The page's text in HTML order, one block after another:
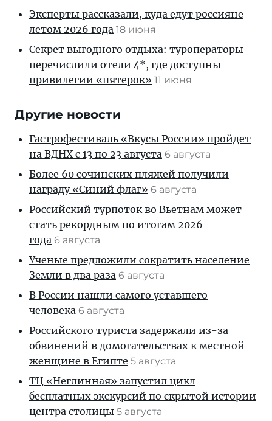
Эксперты рассказали, куда едут россияне
летом 2026 года 18 июня
Секрет выгодного отдыха: туроператоры
перечислили отели 4*, где доступны
привилегии «пятерок» 11 июня
Другие новости
Гастрофестиваль «Вкусы России» пройдет
на ВДНХ с 13 по 23 августа 6 августа
Более 60 сочинских пляжей получили
награду «Синий флаг» 6 августа
Российский турпоток во Вьетнам может
стать рекордным по итогам 2026
года 6 августа
Ученые предложили сократить население
Земли в два раза 6 августа
В России нашли самого уставшего
человека 6 августа
Российского туриста задержали из-за
обвинений в домогательствах к местной
женщине в Египте 5 августа
ТЦ «Неглинная» запустил цикл
бесплатных экскурсий по скрытой истории
центра столицы 5 августа